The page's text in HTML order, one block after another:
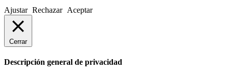
Ajustar Rechazar Aceptar
Cerrar
Descripción general de privacidad